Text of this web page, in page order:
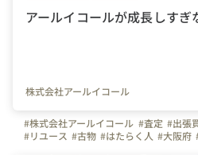
アールイコールが成長しすぎ
株式会社アールイコール
#株式会社アールイコール #査定 #出張
#リユース #古物 #はたらく人 #大阪府